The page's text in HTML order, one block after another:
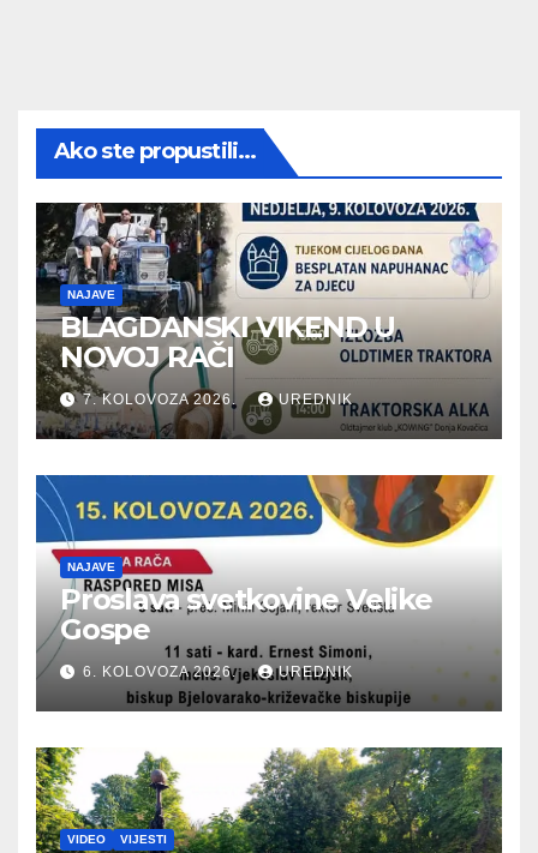
Ako ste propustili...
NAJAVE
BLAGDANSKI VIKEND U
NOVOJ RAČI
7. KOLOVOZA 2026. UREDNIK
NAJAVE
Proslava svetkovine Velike
Gospe
6. KOLOVOZA 2026. UREDNIK
VIDEO VIJESTI